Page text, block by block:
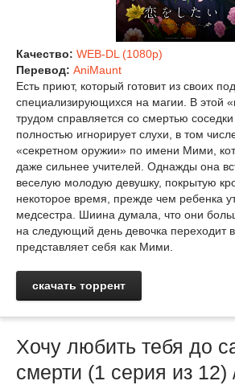
Качество: WEB-DL (1080p)
Перевод: AniMaunt
Есть приют, который готовит из своих
специализирующихся на магии. В этой
трудом справляется со смертью
полностью игнорирует слухи, в том
«секретном оружии» по имени Мими,
даже сильнее учителей. Однажды она
веселую молодую девушку, покрытую
некоторое время, прежде чем ребенка
медсестра. Шиина думала, что они
на следующий день девочка переходит
представляет себя как Мими.
скачать торрент
Хочу любить тебя до
смерти (1 серия из